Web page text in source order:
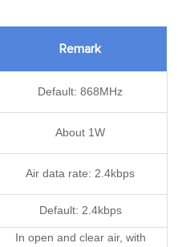
Remark
Default: 868MHz
About 1W
Air data rate: 2.4kbps
Default: 2.4kbps
In open and clear air, with